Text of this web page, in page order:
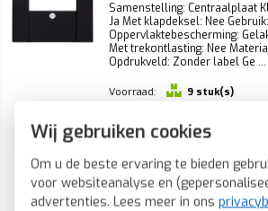
Wij gebruiken cookies
Om u de beste ervaring te bieden
voor websiteanalyse en
advertenties. Lees meer in ons
Samenstelling: Centraalplaat
Ja Met klapdeksel: Nee
Oppervlaktebescherming:
Met trekontlasting: Nee
Opdrukveld: Zonder label Ge ...
Voorraad:
9 stuk(s)
Voor maandag 21u
18,66
6,69